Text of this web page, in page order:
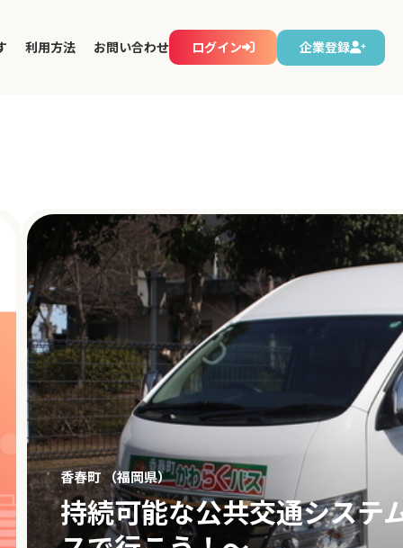
利用方法 お問い合わせ ログイン 企業登録
香春町 （福岡県）
持続可能な公共交通シス